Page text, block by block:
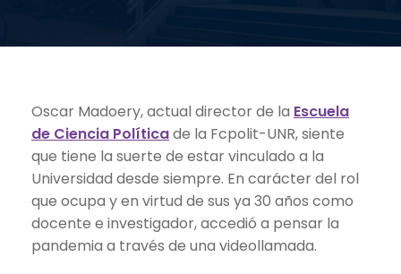
Oscar Madoery, actual director de la Escuela
de Ciencia Políticade la Fcpolit-UNR, siente
que tiene la suerte de estar vinculado a la
Universidad desde siempre. En carácter del rol
que ocupa y en virtud de sus ya 30 años como
docente e investigador, accedió a pensar la
pandemia a través de una videollamada.